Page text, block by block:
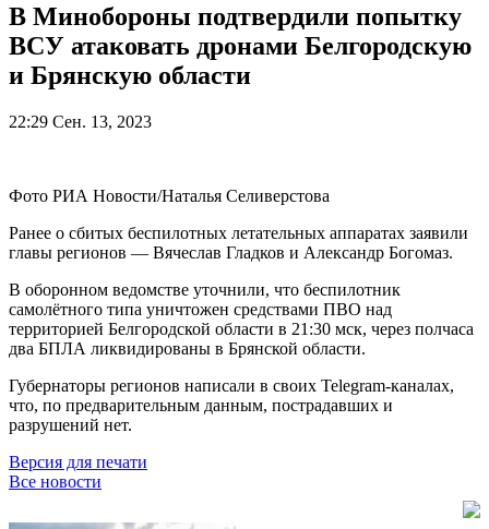
В Минобороны подтвердили попытку
ВСУ атаковать дронами Белгородскую
и Брянскую области
22:29 Сен. 13, 2023
Фото РИА Новости/Наталья Селиверстова
Ранее о сбитых беспилотных летательных аппаратах заявили
главы регионов — Вячеслав Гладков и Александр Богомаз.
В оборонном ведомстве уточнили, что беспилотник
самолётного типа уничтожен средствами ПВО над
территорией Белгородской области в 21:30 мск, через полчаса
два БПЛА ликвидированы в Брянской области.
Губернаторы регионов написали в своих Telegram-каналах,
что, по предварительным данным, пострадавших и
разрушений нет.
Версия для печати
Все новости